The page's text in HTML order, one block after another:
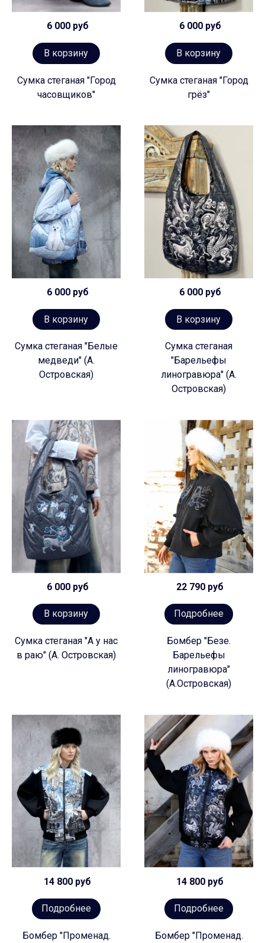
6 000 руб
В корзину
Сумка стеганая "Город
часовщиков"
6 000 руб
В корзину
Сумка стеганая "Город
грёз"
6 000 руб
В корзину
Сумка стеганая "Белые
медведи" (А.
Островская)
6 000 руб
В корзину
Сумка стеганая
"Барельефы
линогравюра" (А.
Островская)
6 000 руб
В корзину
Сумка стеганая "А у нас
в раю" (А. Островская)
22 790 руб
Подробнее
Бомбер "Безе.
Барельефы
линогравюра"
(А.Островская)
14 800 руб
Подробнее
Бомбер "Променад.
14 800 руб
Подробнее
Бомбер "Променад.